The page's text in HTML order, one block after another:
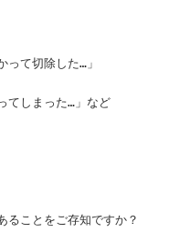
って切除した…」
てしまった…」など
ることをご存知ですか？